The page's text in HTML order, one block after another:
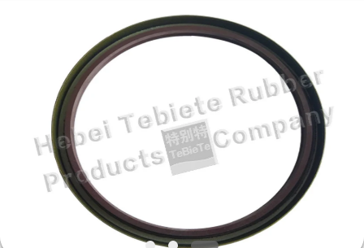
CASA
PRODOTTI
CIRCA